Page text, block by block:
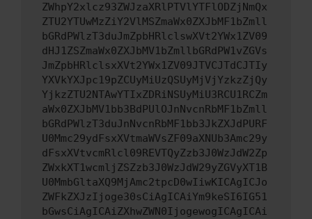
ZWhpY2xlcz93ZWJzaXRlPTVlYTFlODZjNmQx
ZTU2YTUwMzZiY2VlMSZmaWx0ZXJbMF1bZmll
bGRdPWlzT3duJmZpbHRlclswXVt2YWx1ZV09
dHJ1ZSZmaWx0ZXJbMV1bZmllbGRdPW1vZGVs
JmZpbHRlclsxXVt2YWx1ZV09JTVCJTdCJTIy
YXVkYXJpc19pZCUyMiUzQSUyMjVjYzkzZjQy
YjkzZTU2NTAwYTIxZDRiNSUyMiU3RCU1RCZm
aWx0ZXJbMV1bb3BdPUlOJnNvcnRbMF1bZmll
bGRdPWlzT3duJnNvcnRbMF1bb3JkZXJdPURF
U0Mmc29ydFsxXVtmaWVsZF09aXNUb3Amc29y
dFsxXVtvcmRlcl09REVTQyZzb3J0WzJdW2Zp
ZWxkXT1wcmljZSZzb3J0WzJdW29yZGVyXT1B
U0MmbGltaXQ9MjAmc2tpcD0wIiwKICAgICJo
ZWFkZXJzIjoge30sCiAgICAiYm9keSI6IG51
bGwsCiAgICAiZXhwZWN0IjogewogICAgICAi